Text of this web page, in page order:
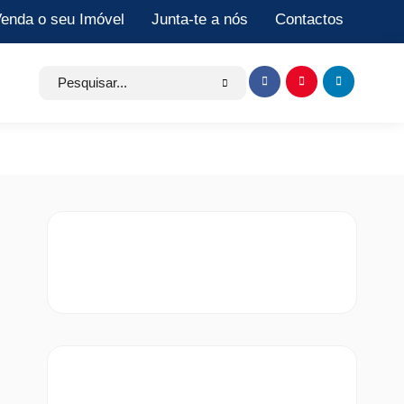
o seu Imóvel Junta-te a nós Contactos
Search
Item
Item
Item